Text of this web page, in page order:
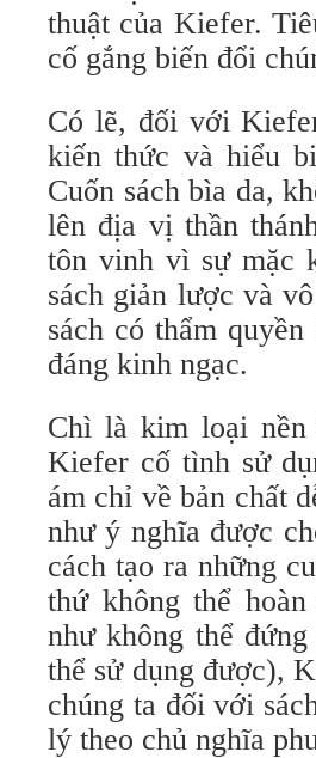
thuật của Kiefer.
cố gắng biến đổi
Có lẽ, đối với
kiến ​​thức và hiểu
Cuốn sách bìa da,
lên địa vị thần
tôn vinh vì sự mặc
sách giản lược và
sách có thẩm
đáng kinh ngạc.
Chì là kim loại nền
Kiefer cố tình sử
ám chỉ về bản chất
như ý nghĩa được
cách tạo ra những
thứ không thể
như không thể
thể sử dụng được),
chúng ta đối với
lý theo chủ nghĩa